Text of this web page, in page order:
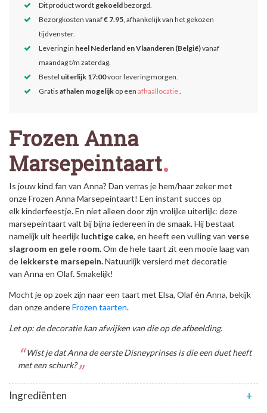
Dit product wordtgekoeldbezorgd.
Bezorgkosten vanaf€ 7.95, afhankelijk van het gekozen
tijdvenster.
Levering in heel Nederland en Vlaanderen (België)vanaf
maandag t/m zaterdag.
Bestel uiterlijk 17:00voor levering morgen.
Gratis afhalen mogelijk op een afhaallocatie.
Frozen Anna
Marsepeintaart
Is jouw kind fan van Anna? Dan verras je hem/haar zeker met
onze Frozen Anna Marsepeintaart! Een instant succes op
elk kinderfeestje.En niet alleen door zijn vrolijke uiterlijk: deze
marsepeintaart valt bij bijna iedereen in de smaak. Hij bestaat
namelijk uit heerlijk luchtige cake, en heeft een vulling van verse
slagroom en gele room.Om de hele taart zit een mooie laag van
de lekkerste marsepein.Natuurlijk versierd met decoratie
van Anna en Olaf.Smakelijk!
Mocht je op zoek zijn naar een taart met Elsa, Olaf én Anna, bekijk
dan onze andereFrozen taarten.
Let op: de decoratie kan afwijken van die op de afbeelding.
Ingrediënten
+
Wist je dat Anna de eerste Disneyprinses is die een duet heeft
met een schurk?